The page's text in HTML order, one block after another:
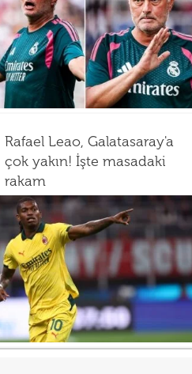
Rafael Leao, Galatasaray'a
çok yakın! İşte masadaki
rakam